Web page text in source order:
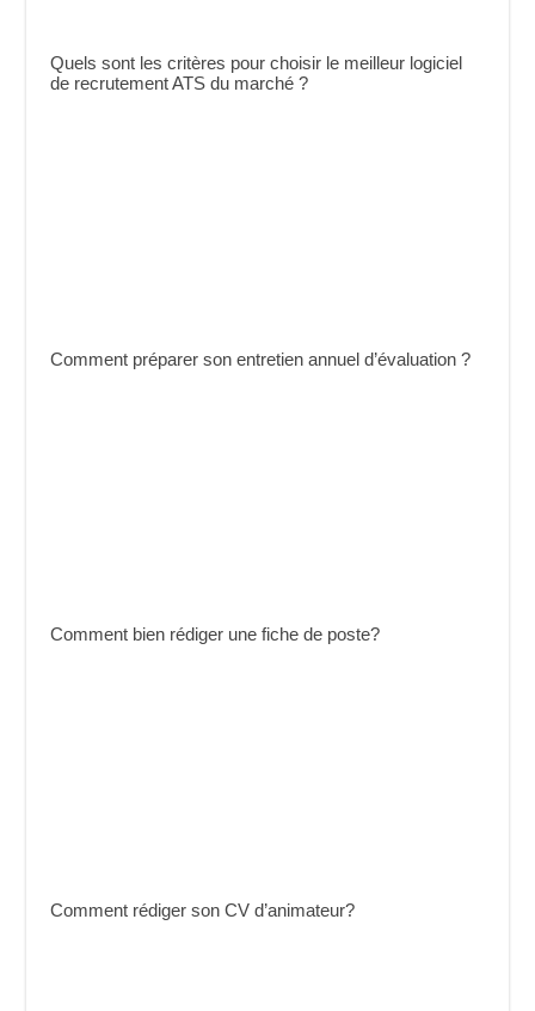
Quels sont les critères pour choisir le meilleur logiciel
de recrutement ATS du marché ?
Comment préparer son entretien annuel d’évaluation ?
Comment bien rédiger une fiche de poste?
Comment rédiger son CV d’animateur?